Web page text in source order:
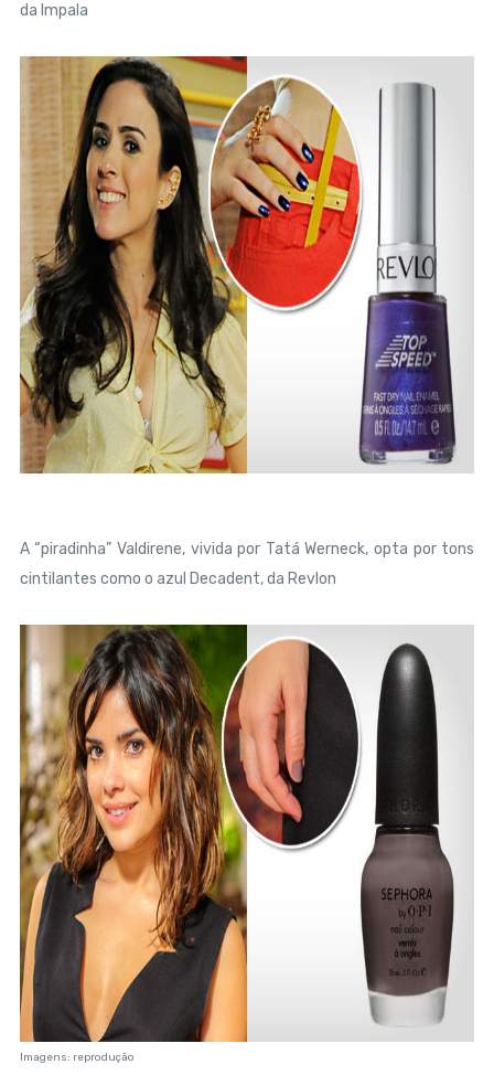
da Impala
A “piradinha” Valdirene, vivida por Tatá Werneck, opta por tons
cintilantes como o azul Decadent, da Revlon
Imagens: reprodução